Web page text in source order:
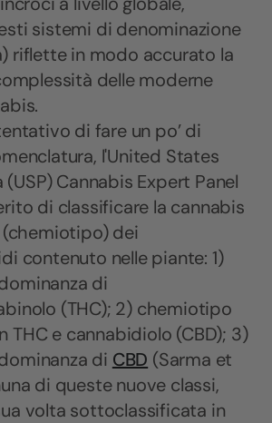
sistemi di denominazione
riflette in modo accurato la
delle moderne
di fare un po’ di
l'United States
Cannabis Expert Panel
di classificare la cannabis
dei
contenuto nelle piante: 1)
di
(THC); 2) chemiotipo
THC e cannabidiolo (CBD); 3)
di CBD (Sarma et
di queste nuove classi,
volta sottoclassificata in